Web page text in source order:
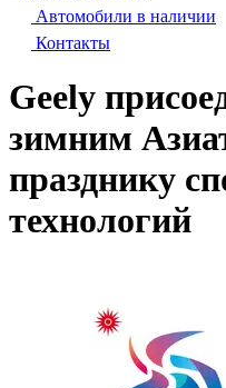
Автомобили в наличии
Контакты
Geely
зимним
празднику
технологий